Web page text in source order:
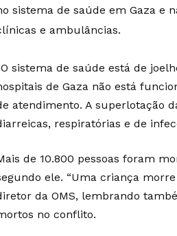
sistema de saúde em Gaza e
e ambulâncias.
sistema de saúde está de
de Gaza não está
atendimento. A superlotação
respiratórias e de
de 10.800 pessoas foram
ele. “Uma criança
da OMS, lembrando
no conflito.